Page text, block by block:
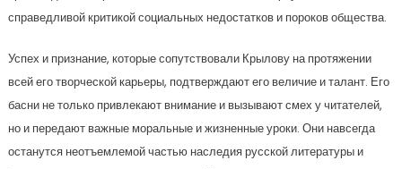
справедливой критикой социальных недостатков и пороков общества.
Успех и признание, которые сопутствовали Крылову на протяжении
всей его творческой карьеры, подтверждают его величие и талант. Его
басни не только привлекают внимание и вызывают смех у читателей,
но и передают важные моральные и жизненные уроки. Они навсегда
останутся неотъемлемой частью наследия русской литературы и